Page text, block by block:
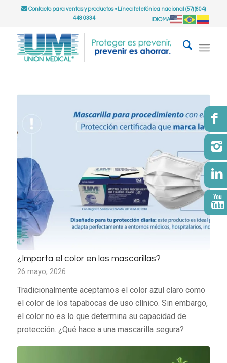
Contacto para ventas y productos• Línea telefónica nacional (57) (604)
448 0334
IDIOMA
¿Importa el color en las mascarillas?
26 mayo, 2026
Tradicionalmente aceptamos el color azul claro como
el color de los tapabocas de uso clínico. Sin embargo,
el color no es lo que determina su capacidad de
protección. ¿Qué hace a una mascarilla segura?